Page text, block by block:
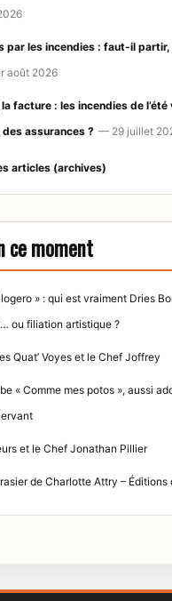
par les incendies : faut-il
août 2026
facture : les incendies de
assurances ? — 29 juillet
articles (archives)
ce moment
» : qui est vraiment Dries
ou filiation artistique ?
Quat’ Voyes et le Chef Joffrey
« Comme mes potos », aussi
et le Chef Jonathan Pillier
de Charlotte Attry – Éditions